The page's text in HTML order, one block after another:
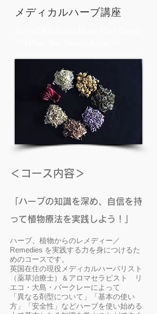
メディカルハーブ講座
＜コース内容＞
「ハーブの知識を深め、自信を持
って植物療法を実践しよう！」
ハーブ、植物からのレメディー／
Remedies を実践する力を身につけるた
めのコースです。
英国在住の現役メディカルハーバリスト
（薬草治療士）＆アロマセラピスト リ
エコ・大島・バークレーによって
「異なる剤型について」「基本の使い
方」「安全性」などハーブを使い始める